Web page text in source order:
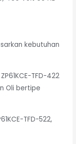
kebutuhan
TFD-422
Oli bertipe
TFD-522,